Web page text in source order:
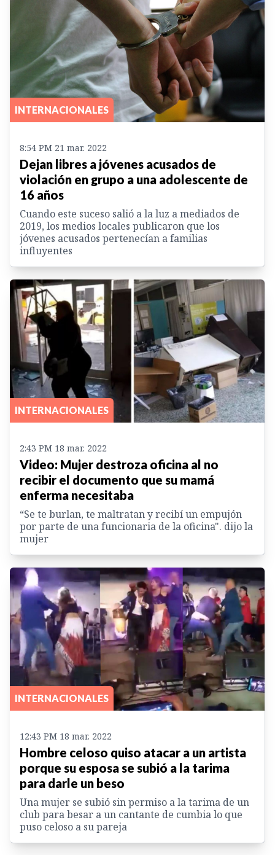
INTERNACIONALES
8:54 PM 21 mar. 2022
Dejan libres a jóvenes acusados de
violación en grupo a una adolescente de
16 años
Cuando este suceso salió a la luz a mediados de
2019, los medios locales publicaron que los
jóvenes acusados pertenecían a familias
influyentes
INTERNACIONALES
2:43 PM 18 mar. 2022
Video: Mujer destroza oficina al no
recibir el documento que su mamá
enferma necesitaba
“Se te burlan, te maltratan y recibí un empujón
por parte de una funcionaria de la oficina". dijo la
mujer
INTERNACIONALES
12:43 PM 18 mar. 2022
Hombre celoso quiso atacar a un artista
porque su esposa se subió a la tarima
para darle un beso
Una mujer se subió sin permiso a la tarima de un
club para besar a un cantante de cumbia lo que
puso celoso a su pareja